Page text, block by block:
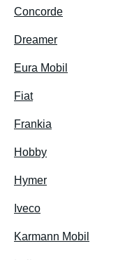
Concorde
Dreamer
Eura Mobil
Fiat
Frankia
Hobby
Hymer
Iveco
Karmann Mobil